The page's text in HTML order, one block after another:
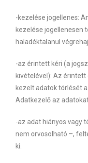
-kezelése jogellenes:
kezelése jogellenesen
haladéktalanul
-az érintett kéri (a
kivételével): Az
kezelt adatok törlését
Adatkezelő az
-az adat hiányos vagy
nem orvosolható –,
ki.